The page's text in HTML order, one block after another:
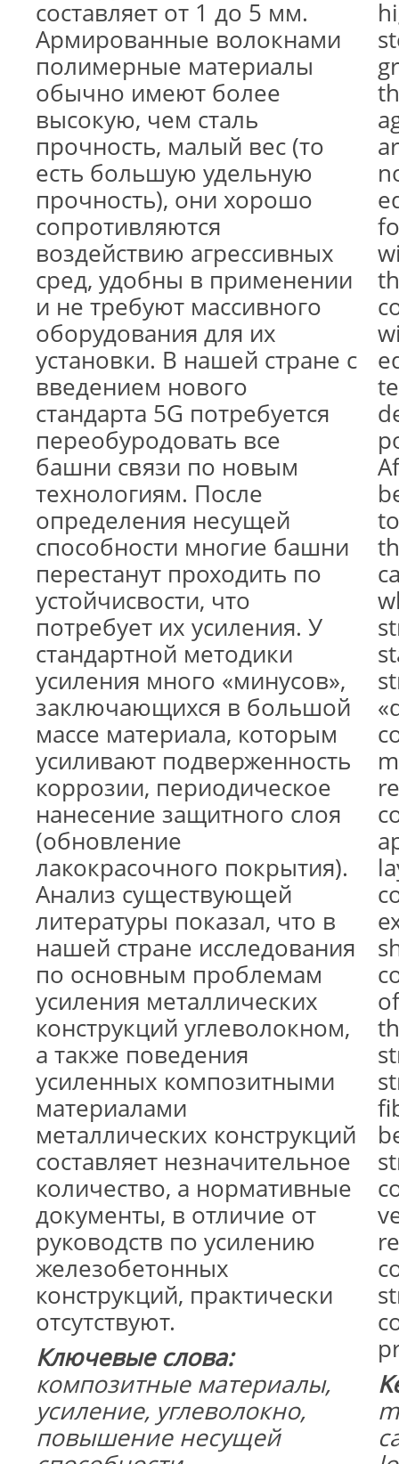
составляет от 1 до 5 мм.
Армированные волокнами
полимерные материалы
обычно имеют более
высокую, чем сталь
прочность, малый вес (то
есть большую удельную
прочность), они хорошо
сопротивляются
воздействию агрессивных
сред, удобны в применении
и не требуют массивного
оборудования для их
установки. В нашей стране с
введением нового
стандарта 5G потребуется
переобуродовать все
башни связи по новым
технологиям. После
определения несущей
способности многие башни
перестанут проходить по
устойчисвости, что
потребует их усиления. У
стандартной методики
усиления много «минусов»,
заключающихся в большой
массе материала, которым
усиливают подверженность
коррозии, периодическое
нанесение защитного слоя
(обновление
лакокрасочного покрытия).
Анализ существующей
литературы показал, что в
нашей стране исследования
по основным проблемам
усиления металлических
конструкций углеволокном,
а также поведения
усиленных композитными
материалами
металлических конструкций
составляет незначительное
количество, а нормативные
документы, в отличие от
руководств по усилению
железобетонных
конструкций, практически
отсутствуют.
Ключевые слова:
композитные материалы,
усиление, углеволокно,
повышение несущей